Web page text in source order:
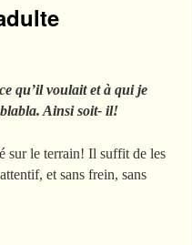
qu’il voulait et à qui je
Ainsi soit- il!
sur le terrain! Il suffit de les
et sans frein, sans